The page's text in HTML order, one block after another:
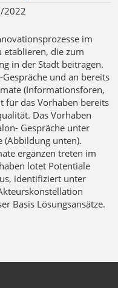
2022
im
etablieren, die zum
in der Stadt beitragen.
und an bereits
(Informationsforen,
für das Vorhaben bereits
Das Vorhaben
Gespräche unter
(Abbildung unten).
ergänzen treten im
lotet Potentiale
identifiziert unter
Basis Lösungsansätze.